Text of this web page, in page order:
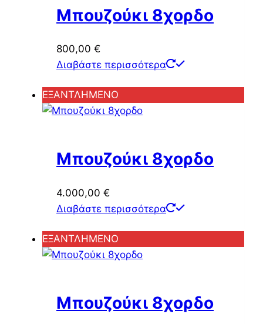
Μπουζούκι 8χορδο
800,00 €
Διαβάστε περισσότερα
ΕΞΑΝΤΛΗΜΕΝΟ
Μπουζούκι 8χορδο
4.000,00 €
Διαβάστε περισσότερα
ΕΞΑΝΤΛΗΜΕΝΟ
Μπουζούκι 8χορδο